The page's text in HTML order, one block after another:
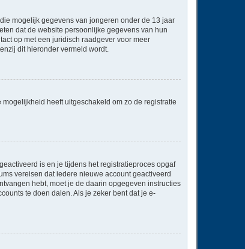
mogelijk gegevens van jongeren onder de 13 jaar
dat de website persoonlijke gegevens van hun
op met een juridisch raadgever voor meer
dit hieronder vermeld wordt.
heeft uitgeschakeld om zo de registratie
is en je tijdens het registratieproces opgaf
vereisen dat iedere nieuwe account geactiveerd
hebt, moet je de daarin opgegeven instructies
te doen dalen. Als je zeker bent dat je e-